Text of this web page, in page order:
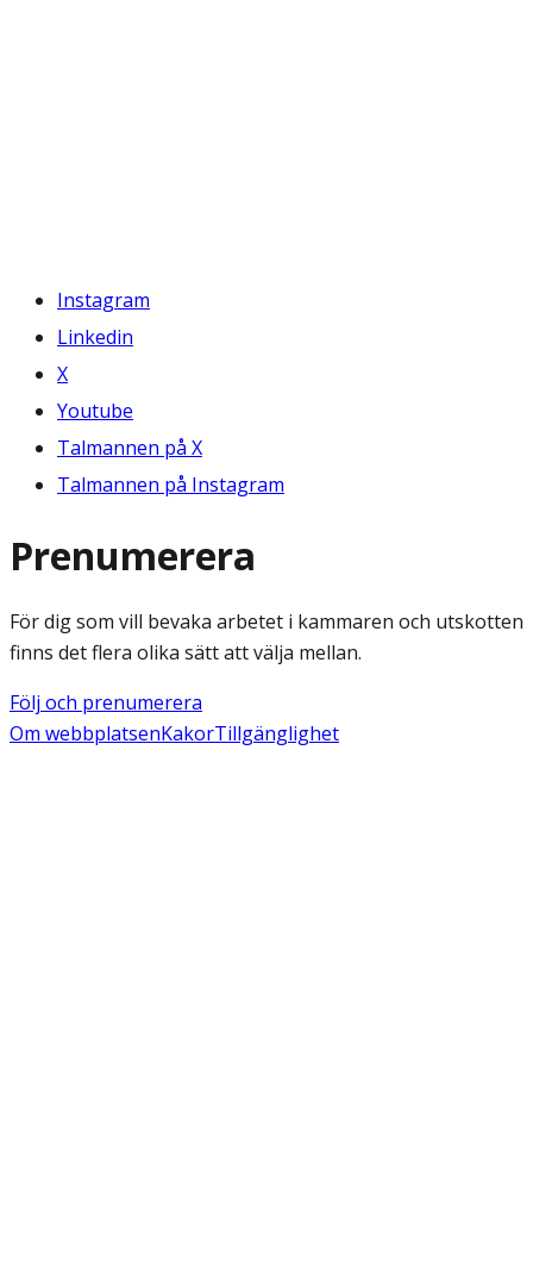
Instagram
Linkedin
X
Youtube
Talmannen på X
Talmannen på Instagram
Prenumerera
För dig som vill bevaka arbetet i kammaren och utskotten
finns det flera olika sätt att välja mellan.
Följ och prenumerera
Om webbplatsenKakorTillgänglighet